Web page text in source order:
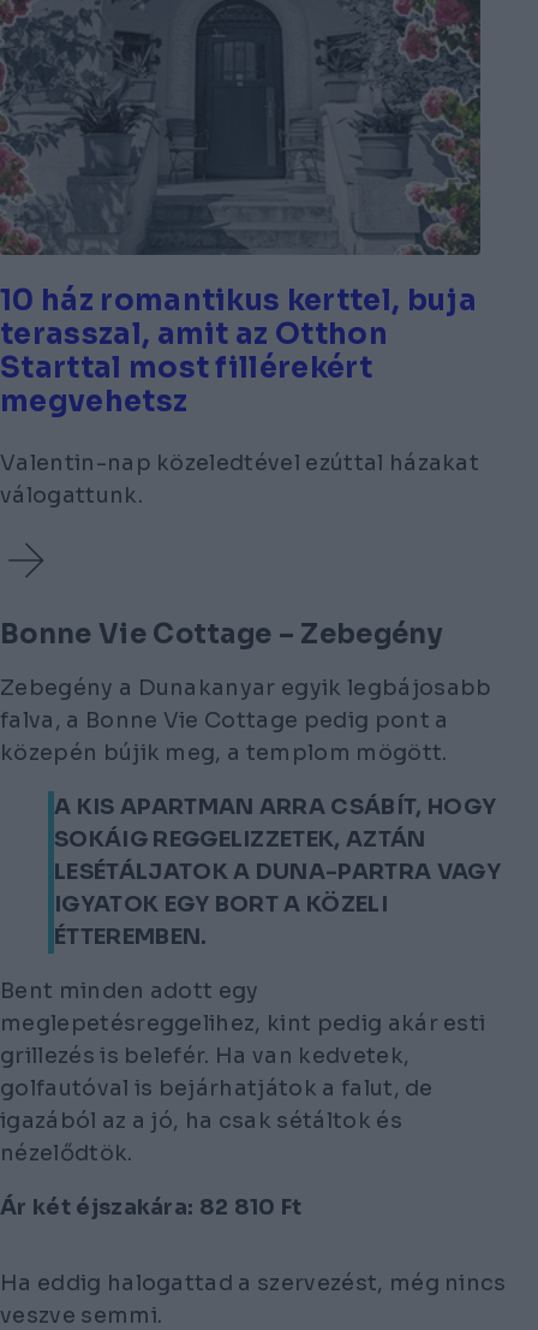
10 ház romantikus kerttel, buja
terasszal, amit az Otthon
Starttal most fillérekért
megvehetsz
Valentin-nap közeledtével ezúttal házakat
válogattunk.
Bonne Vie Cottage – Zebegény
Zebegény a Dunakanyar egyik legbájosabb
falva, a Bonne Vie Cottage pedig pont a
közepén bújik meg, a templom mögött.
A KIS APARTMAN ARRA CSÁBÍT, HOGY
SOKÁIG REGGELIZZETEK, AZTÁN
LESÉTÁLJATOK A DUNA-PARTRA VAGY
IGYATOK EGY BORT A KÖZELI
ÉTTEREMBEN.
Bent minden adott egy
meglepetésreggelihez, kint pedig akár esti
grillezés is belefér. Ha van kedvetek,
golfautóval is bejárhatjátok a falut, de
igazából az a jó, ha csak sétáltok és
nézelődtök.
Ár két éjszakára: 82 810 Ft
Ha eddig halogattad a szervezést, még nincs
veszve semmi.